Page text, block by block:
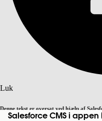
Luk
Denne tekst er oversat ved hjælp af
detaljerher. Skift til engelsk Ikke
Salesforce CMS i